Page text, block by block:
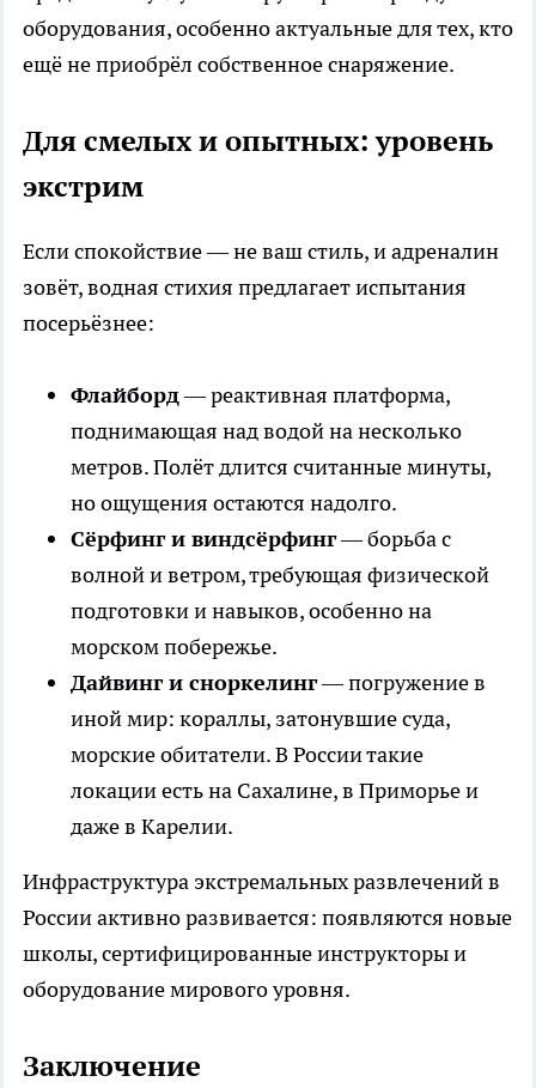
оборудования, особенно актуальные для тех, кто
ещё не приобрёл собственное снаряжение.
Для смелых и опытных: уровень
экстрим
Если спокойствие — не ваш стиль, и адреналин
зовёт, водная стихия предлагает испытания
посерьёзнее:
Флайборд— реактивная платформа,
поднимающая над водой на несколько
метров. Полёт длится считанные минуты,
но ощущения остаются надолго.
Сёрфинг и виндсёрфинг— борьба с
волной и ветром, требующая физической
подготовки и навыков, особенно на
морском побережье.
Дайвинг и сноркелинг— погружение в
иной мир: кораллы, затонувшие суда,
морские обитатели. В России такие
локации есть на Сахалине, в Приморье и
даже в Карелии.
Инфраструктура экстремальных развлечений в
России активно развивается: появляются новые
школы, сертифицированные инструкторы и
оборудование мирового уровня.
Заключение